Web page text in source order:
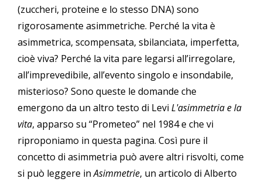
(zuccheri, proteine e lo stesso DNA) sono
rigorosamente asimmetriche. Perché la vita è
asimmetrica, scompensata, sbilanciata, imperfetta,
cioè viva? Perché la vita pare legarsi all’irregolare,
all’imprevedibile, all’evento singolo e insondabile,
misterioso? Sono queste le domande che
emergono da un altro testo di Levi L'asimmetria e la
vita, apparso su “Prometeo” nel 1984 e che vi
riproponiamo in questa pagina. Così pure il
concetto di asimmetria può avere altri risvolti, come
si può leggere inAsimmetrie, un articolo di Alberto